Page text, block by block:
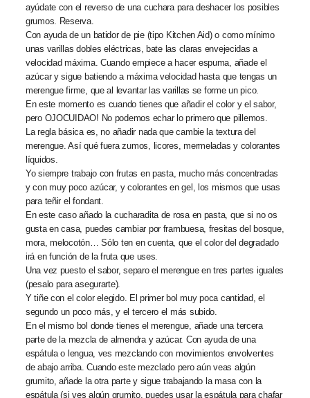
ayúdate con el reverso de una cuchara para deshacer los posibles
grumos. Reserva.
Con ayuda de un batidor de pie (tipo Kitchen Aid) o como mínimo
unas varillas dobles eléctricas, bate las claras envejecidas a
velocidad máxima. Cuando empiece a hacer espuma, añade el
azúcar y sigue batiendo a máxima velocidad hasta que tengas un
merengue firme, que al levantar las varillas se forme un pico.
En este momento es cuando tienes que añadir el color y el sabor,
pero OJOCUIDAO! No podemos echar lo primero que pillemos.
La regla básica es, no añadir nada que cambie la textura del
merengue. Así qué fuera zumos, licores, mermeladas y colorantes
líquidos.
Yo siempre trabajo con frutas en pasta, mucho más concentradas
y con muy poco azúcar, y colorantes en gel, los mismos que usas
para teñir el fondant.
En este caso añado la cucharadita de rosa en pasta, que si no os
gusta en casa, puedes cambiar por frambuesa, fresitas del bosque,
mora, melocotón… Sólo ten en cuenta, que el color del degradado
irá en función de la fruta que uses.
Una vez puesto el sabor, separo el merengue en tres partes iguales
(pesalo para asegurarte).
Y tiñe con el color elegido. El primer bol muy poca cantidad, el
segundo un poco más, y el tercero el más subido.
En el mismo bol donde tienes el merengue, añade una tercera
parte de la mezcla de almendra y azúcar. Con ayuda de una
espátula o lengua, ves mezclando con movimientos envolventes
de abajo arriba. Cuando este mezclado pero aún veas algún
grumito, añade la otra parte y sigue trabajando la masa con la
espátula (si ves algún grumito, puedes usar la espátula para chafar